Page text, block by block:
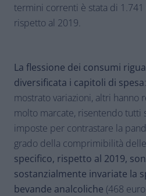
termini correnti è stata di
rispetto al 2019.
La flessione dei consumi
diversificata i capitoli di spesa
mostrato variazioni, altri hanno
molto marcate, risentendo tutti
imposte per contrastare la
grado della comprimibilità
specifico, rispetto al 2019,
sostanzialmente invariate la
bevande analcoliche (468